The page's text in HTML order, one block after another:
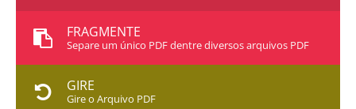
FRAGMENTE
Separe um único PDF dentre diversos arquivos PDF
GIRE
Gire o Arquivo PDF